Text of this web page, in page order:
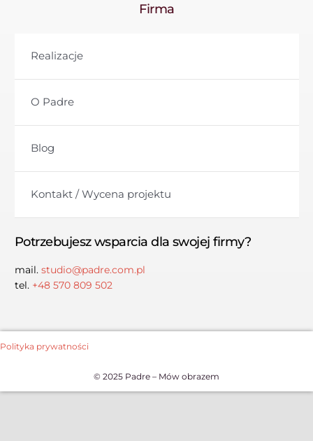
Firma
Realizacje
O Padre
Blog
Kontakt / Wycena projektu
Potrzebujesz wsparcia dla swojej firmy?
mail. studio@padre.com.pl
tel. +48 570 809 502
Polityka prywatności
© 2025 Padre – Mów obrazem